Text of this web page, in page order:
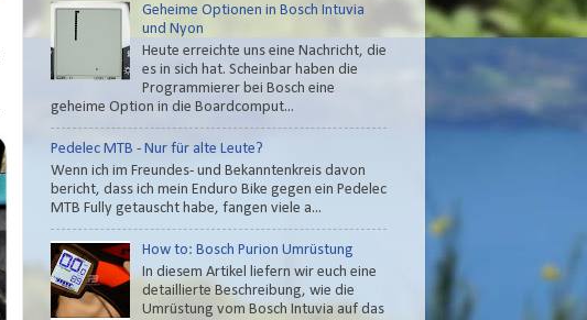
Geheime Optionen in Bosch Intuvia
und Nyon
Heute erreichte uns eine Nachricht, die
es in sich hat. Scheinbar haben die
Programmierer bei Bosch eine
geheime Option in die Boardcomput...
Pedelec MTB - Nur für alte Leute?
Wenn ich im Freundes- und Bekanntenkreis davon
bericht, dass ich mein Enduro Bike gegen ein Pedelec
MTB Fully getauscht habe, fangen viele a...
How to: Bosch Purion Umrüstung
In diesem Artikel liefern wir euch eine
detaillierte Beschreibung, wie die
Umrüstung vom Bosch Intuvia auf das